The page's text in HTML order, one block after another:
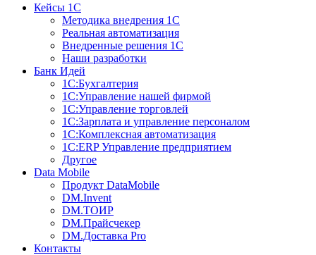
Кейсы 1С
Методика внедрения 1С
Реальная автоматизация
Внедренные решения 1С
Наши разработки
Банк Идей
1С:Бухгалтерия
1С:Управление нашей фирмой
1С:Управление торговлей
1С:Зарплата и управление персоналом
1С:Комплексная автоматизация
1С:ERP Управление предприятием
Другое
Data Mobile
Продукт DataMobile
DM.Invent
DM.ТОИР
DM.Прайсчекер
DM.Доставка Pro
Контакты